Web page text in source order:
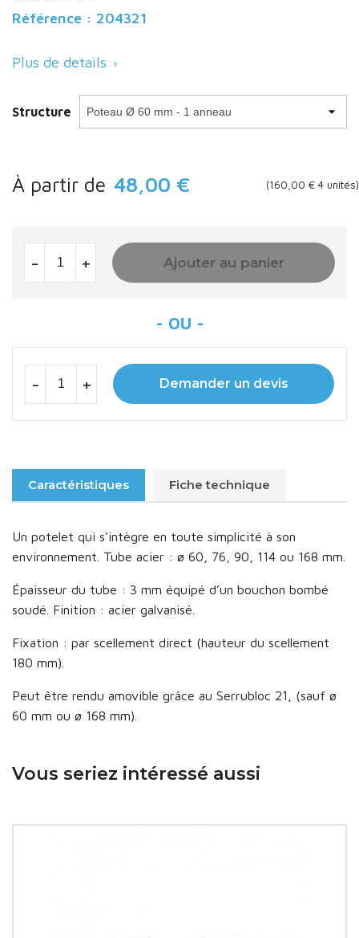
Référence : 204321
Plus de details 
Structure
À partir de 48,00 € (160,00 € 4 unités)
- + Ajouter au panier
- + Demander un devis
Caractéristiques Fiche technique
Un potelet qui s’intègre en toute simplicité à son
environnement. Tube acier : ø 60, 76, 90, 114 ou 168 mm.
Épaisseur du tube : 3 mm équipé d’un bouchon bombé
soudé. Finition : acier galvanisé.
Fixation : par scellement direct (hauteur du scellement
180 mm).
Peut être rendu amovible grâce au Serrubloc 21, (sauf ø
60 mm ou ø 168 mm).
Vous seriez intéressé aussi